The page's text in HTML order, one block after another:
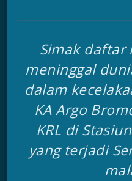
Simak daftar
meninggal
dalam
KA Argo
KRL di
yang terjadi